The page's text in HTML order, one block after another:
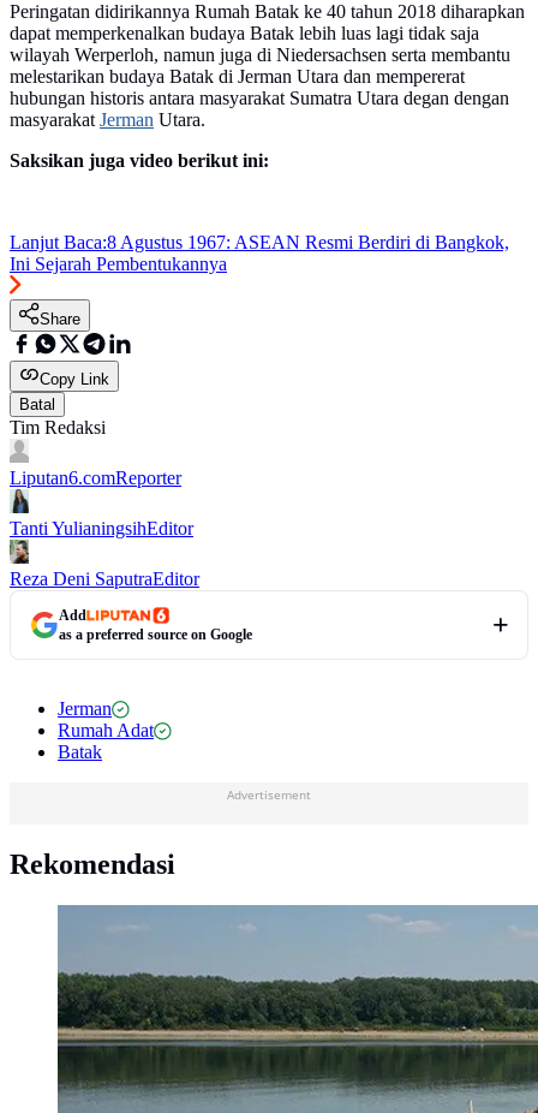
Peringatan didirikannya Rumah Batak ke 40 tahun 2018 diharapkan
dapat memperkenalkan budaya Batak lebih luas lagi tidak saja
wilayah Werperloh, namun juga di Niedersachsen serta membantu
melestarikan budaya Batak di Jerman Utara dan mempererat
hubungan historis antara masyarakat Sumatra Utara degan dengan
masyarakatJerman Utara.
Saksikan juga video berikut ini:
Lanjut Baca:8 Agustus 1967: ASEAN Resmi Berdiri di Bangkok,
Ini Sejarah Pembentukannya
Share
Copy Link
Batal
Tim Redaksi
Liputan6.comReporter
Tanti YulianingsihEditor
Reza Deni SaputraEditor
Add
as a preferred source on Google
Jerman
Rumah Adat
Batak
Advertisement
Rekomendasi